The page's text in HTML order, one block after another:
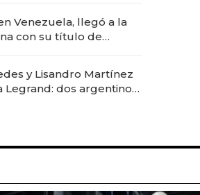
Venezuela, llegó a la
con su título de
"fast premium"
y Lisandro Martínez
Legrand: dos argentinos